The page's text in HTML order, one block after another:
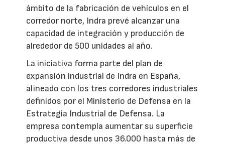
ámbito de la fabricación de vehículos en el
corredor norte, Indra prevé alcanzar una
capacidad de integración y producción de
alrededor de 500 unidades al año.
La iniciativa forma parte del plan de
expansión industrial de Indra en España,
alineado con los tres corredores industriales
definidos por el Ministerio de Defensa en la
Estrategia Industrial de Defensa. La
empresa contempla aumentar su superficie
productiva desde unos 36.000 hasta más de